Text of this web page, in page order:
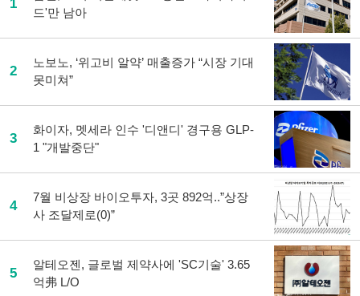
1
드'만 남아
2
노보노, ‘위고비 알약’ 매출증가 “시장 기대
못미쳐”
3
화이자, 멧세라 인수 '디앤디' 경구용 GLP-
1 "개발중단"
4
7월 비상장 바이오투자, 3곳 892억..”상장
사 조달제로(0)”
5
알테오젠, 글로벌 제약사에 'SC기술' 3.65
억弗 L/O